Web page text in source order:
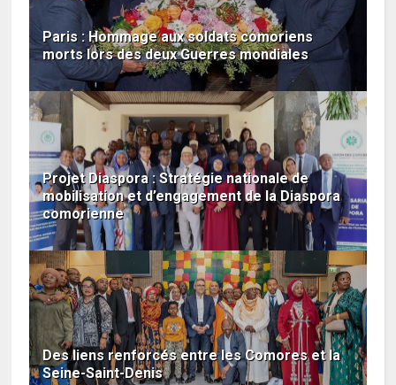
Paris : Hommage aux soldats comoriens
morts lors des deux Guerres mondiales
Projet Diaspora : Stratégie nationale de
mobilisation et d’engagement de la Diaspora
comorienne
Des liens renforcés entre les Comores et la
Seine-Saint-Denis